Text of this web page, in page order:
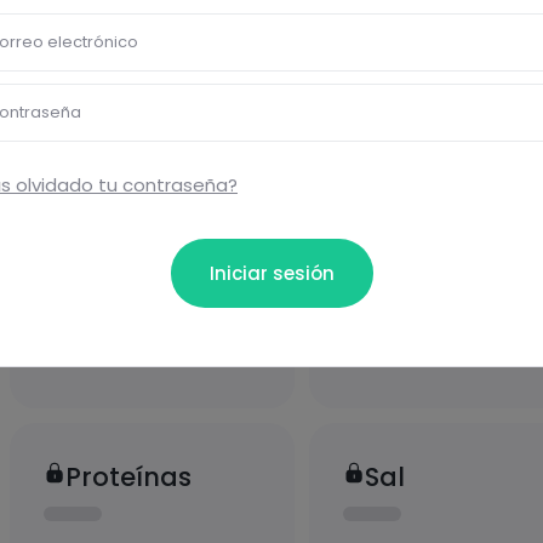
Carbohidratos
Proteínas
Grasas
Sal
electrónico
olvidado tu contraseña?
Iniciar sesión